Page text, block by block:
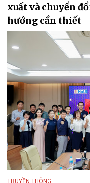
xuất và chuyển
hướng cần thiết
TRUYỀN THÔNG